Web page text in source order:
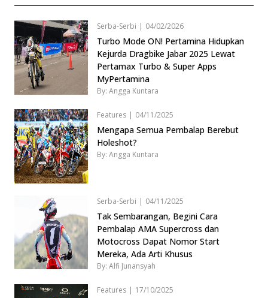
Serba-Serbi | 04/02/2026
Turbo Mode ON! Pertamina Hidupkan
Kejurda Dragbike Jabar 2025 Lewat
Pertamax Turbo & Super Apps
MyPertamina
By: Angga Kuntara
Features | 04/11/2025
Mengapa Semua Pembalap Berebut
Holeshot?
By: Angga Kuntara
Serba-Serbi | 04/11/2025
Tak Sembarangan, Begini Cara
Pembalap AMA Supercross dan
Motocross Dapat Nomor Start
Mereka, Ada Arti Khusus
By: Alfi Junansyah
Features | 17/10/2025